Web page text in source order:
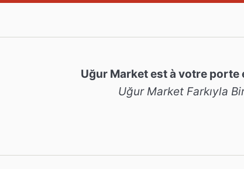
Uğur Market est à votre porte
Uğur Market Farkıyla